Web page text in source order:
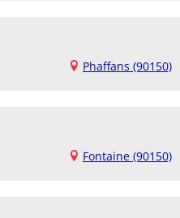
Phaffans (90150)
Fontaine (90150)